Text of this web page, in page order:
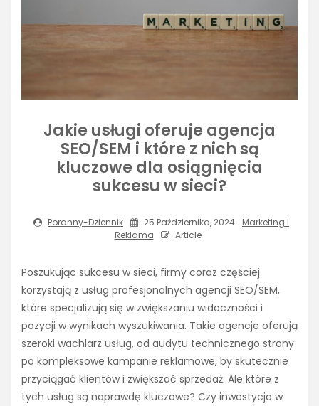
Jakie usługi oferuje agencja
SEO/SEM i które z nich są
kluczowe dla osiągnięcia
sukcesu w sieci?
Poranny-Dziennik 25 Października, 2024
Marketing I
Reklama
Article
Poszukując sukcesu w sieci, firmy coraz częściej
korzystają z usług profesjonalnych agencji SEO/SEM,
które specjalizują się w zwiększaniu widoczności i
pozycji w wynikach wyszukiwania. Takie agencje oferują
szeroki wachlarz usług, od audytu technicznego strony
po kompleksowe kampanie reklamowe, by skutecznie
przyciągać klientów i zwiększać sprzedaż. Ale które z
tych usług są naprawdę kluczowe? Czy inwestycja w